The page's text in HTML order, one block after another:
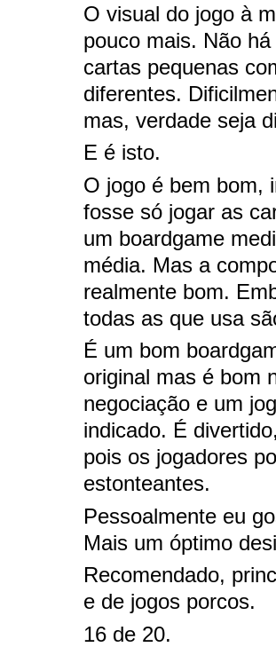
O visual do jogo à
pouco mais. Não
cartas pequenas
diferentes.
mas, verdade seja
E é isto.
O jogo é bem bom,
fosse só jogar as
um boardgame
média. Mas a
realmente bom.
todas as que usa
É um bom
original mas é bom
negociação e um
indicado. É
pois os jogadores
estonteantes.
Pessoalmente eu
Mais um óptimo
Recomendado,
e de jogos porcos.
16 de 20.